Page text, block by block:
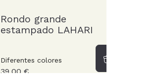
Rondo grande
estampado LAHARI
Diferentes colores
39,00 €